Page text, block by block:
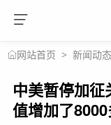
网站首页 > 新闻动态
中美暂停加
值增加了